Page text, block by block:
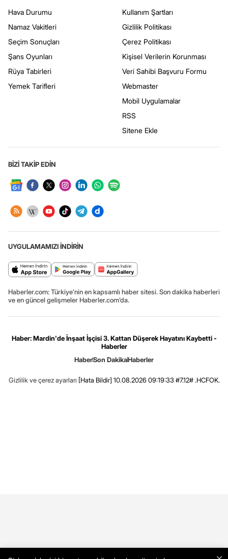
Hava Durumu
Namaz Vakitleri
Seçim Sonuçları
Şans Oyunları
Rüya Tabirleri
Yemek Tarifleri
Kullanım Şartları
Gizlilik Politikası
Çerez Politikası
Kişisel Verilerin Korunması
Veri Sahibi Başvuru Formu
Webmaster
Mobil Uygulamalar
RSS
Sitene Ekle
BİZİ TAKİP EDİN
UYGULAMAMIZI İNDİRİN
Haberler.com: Türkiye’nin en kapsamlı haber sitesi. Son dakika haberleri
ve en güncel gelişmeler Haberler.com’da.
Haber: Mardin'de İnşaat İşçisi 3. Kattan Düşerek Hayatını Kaybetti -
Haberler
HaberSon DakikaHaberler
Gizlilik ve çerez ayarları [Hata Bildir] 10.08.2026 09:19:33 #7.12# .HCFOK.